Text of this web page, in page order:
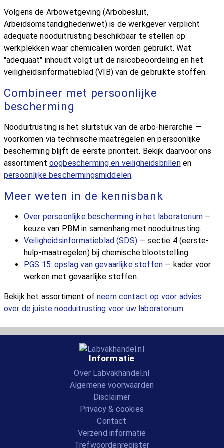
Volgens de Arbowetgeving (Arbobesluit,
Arbeidsomstandighedenwet) is de werkgever verplicht
adequate nooduitrusting beschikbaar te stellen op
werkplekken waar chemicaliën worden gebruikt. Wat
"adequaat" inhoudt volgt uit de risicobeoordeling en het
veiligheidsinformatieblad (VIB) van de gebruikte stoffen.
Combineer met persoonlijke
bescherming
Nooduitrusting is het sluitstuk van de arbo-hiërarchie —
voorkomen via technische maatregelen en persoonlijke
bescherming blijft de eerste prioriteit. Bekijk daarvoor ons
assortiment oogbescherming en veiligheidsbrillenen
persoonlijke beschermingsmiddelen.
Meer weten in de kennisbank
Over persoonlijke bescherming in het laboratorium—
keuze van PBM in samenhang met nooduitrusting.
Veiligheidsinformatieblad (SDS)— sectie 4 (eerste-
hulp-maatregelen) bij chemische blootstelling.
PGS 15: opslag van gevaarlijke stoffen — kader voor
werken met gevaarlijke stoffen.
Bekijk het assortiment ofneem contact op voor advies
over de juiste nooduitrusting voor uw laboratorium.
Informatie
Over Labvakhandel.nl
Algemene voorwaarden
Disclaimer
Privacy & cookies
Contact
Verzend informatie
Trefwoordenregister